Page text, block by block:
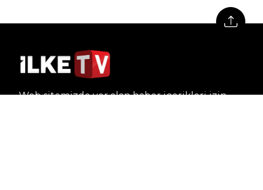
Web sitemizde yer alan haber içerikleri izin